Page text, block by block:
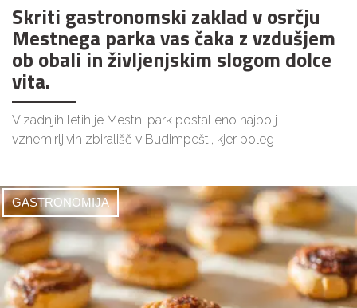
Skriti gastronomski zaklad v osrčju
Mestnega parka vas čaka z vzdušjem
ob obali in življenjskim slogom dolce
vita.
V zadnjih letih je Mestni park postal eno najbolj
vznemirljivih zbirališč v Budimpešti, kjer poleg
GASTRONOMIJA